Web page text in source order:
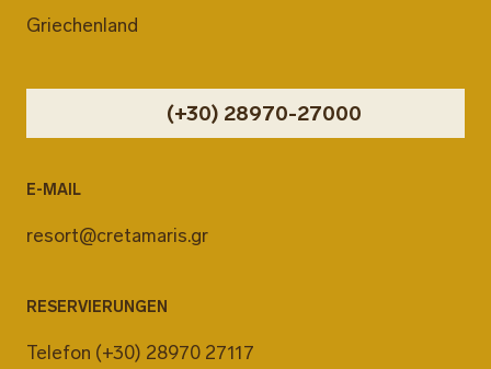
Griechenland
(+30) 28970-27000
E-MAIL
resort@cretamaris.gr
RESERVIERUNGEN
Telefon (+30) 28970 27117